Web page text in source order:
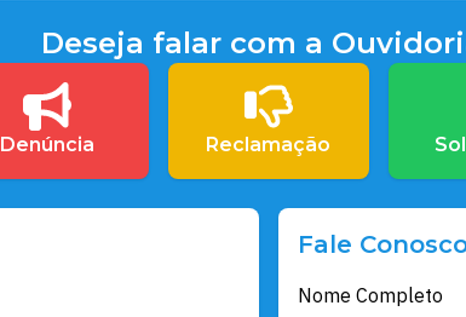
Deseja falar com a
Denúncia Reclamação
Fale
Nome Completo